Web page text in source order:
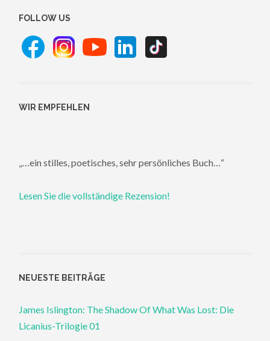
FOLLOW US
WIR EMPFEHLEN
„…ein stilles, poetisches, sehr persönliches Buch…“
Lesen Sie die vollständige Rezension!
NEUESTE BEITRÄGE
James Islington: The Shadow Of What Was Lost: Die
Licanius-Trilogie 01